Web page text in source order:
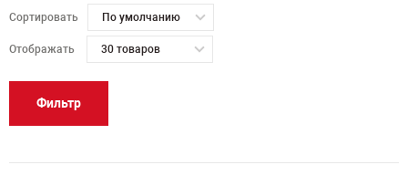
Сортировать По умолчанию
Отображать 30 товаров
Фильтр